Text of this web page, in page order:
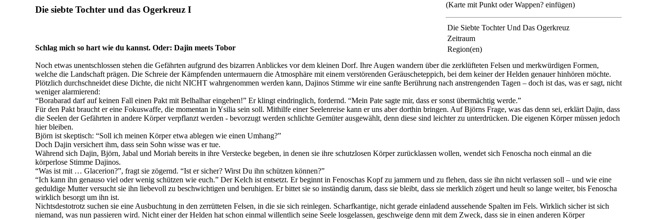
(Karte mit Punkt oder Wappen? einfügen)
Die Siebte Tochter Und Das Ogerkreuz
Zeitraum
Region(en)
Die siebte Tochter und das Ogerkreuz I
Schlag mich so hart wie du kannst. Oder: Dajin meets Tobor
Noch etwas unentschlossen stehen die Gefährten aufgrund des bizarren Anblickes vor dem kleinen Dorf. Ihre Augen wandern über die zerklüfteten Felsen und merkwürdigen Formen,
welche die Landschaft prägen. Die Schreie der Kämpfenden untermauern die Atmosphäre mit einem verstörenden Geräuscheteppich, bei dem keiner der Helden genauer hinhören möchte.
Plötzlich durchschneidet diese Dichte, die nicht NICHT wahrgenommen werden kann, Dajinos Stimme wir eine sanfte Berührung nach anstrengenden Tagen – doch ist das, was er sagt, nicht
weniger alarmierend:
“Borabarad darf auf keinen Fall einen Pakt mit Belhalhar eingehen!” Er klingt eindringlich, fordernd. “Mein Pate sagte mir, dass er sonst übermächtig werde.”
Für den Pakt braucht er eine Fokuswaffe, die momentan in Ysilia sein soll. Mithilfe einer Seelenreise kann er uns aber dorthin bringen. Auf Björns Frage, was das denn sei, erklärt Dajin, dass
die Seelen der Gefährten in andere Körper verpflanzt werden - bevorzugt werden schlichte Gemüter ausgewählt, denn diese sind leichter zu unterdrücken. Die eigenen Körper müssen jedoch
hier bleiben.
Björn ist skeptisch: “Soll ich meinen Körper etwa ablegen wie einen Umhang?”
Doch Dajin versichert ihm, dass sein Sohn wisse was er tue.
Während sich Dajin, Björn, Jabal und Moriah bereits in ihre Verstecke begeben, in denen sie ihre schutzlosen Körper zurücklassen wollen, wendet sich Fenoscha noch einmal an die
körperlose Stimme Dajinos.
“Was ist mit … Glacerion?”, fragt sie zögernd. “Ist er sicher? Wirst Du ihn schützen können?”
“Ich kann ihn genauso viel oder wenig schützen wie euch.” Der Kelch ist entsetzt. Er beginnt in Fenoschas Kopf zu jammern und zu flehen, dass sie ihn nicht verlassen soll – und wie eine
geduldige Mutter versucht sie ihn liebevoll zu beschwichtigen und beruhigen. Er bittet sie so inständig darum, dass sie bleibt, dass sie merklich zögert und heult so lange weiter, bis Fenoscha
wirklich besorgt um ihn ist.
Nichtsdestotrotz suchen sie eine Ausbuchtung in den zerrütteten Felsen, in die sie sich reinlegen. Scharfkantige, nicht gerade einladend aussehende Spalten im Fels. Wirklich sicher ist sich
niemand, was nun passieren wird. Nicht einer der Helden hat schon einmal willentlich seine Seele losgelassen, geschweige denn mit dem Zweck, dass sie in einen anderen Körper